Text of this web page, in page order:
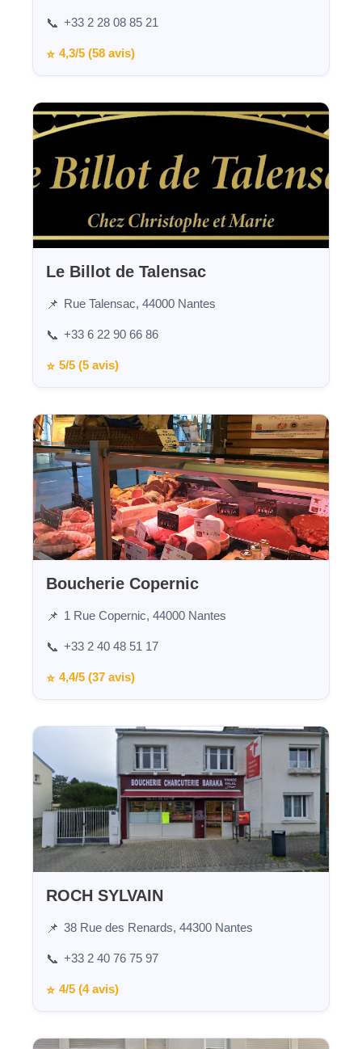
📞 +33 2 28 08 85 21
⭐ 4,3/5 (58 avis)
Le Billot de Talensac
📌 Rue Talensac, 44000 Nantes
📞 +33 6 22 90 66 86
⭐ 5/5 (5 avis)
Boucherie Copernic
📌 1 Rue Copernic, 44000 Nantes
📞 +33 2 40 48 51 17
⭐ 4,4/5 (37 avis)
ROCH SYLVAIN
📌 38 Rue des Renards, 44300 Nantes
📞 +33 2 40 76 75 97
⭐ 4/5 (4 avis)